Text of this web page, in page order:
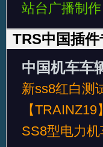
站台广播制作
TRS中国插
中国机车车
新ss8红白测
【
SS8型电力